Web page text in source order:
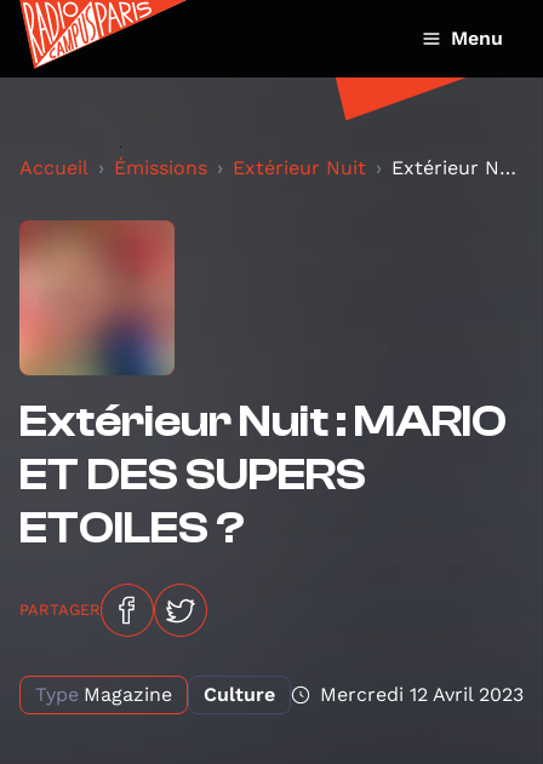
Menu
Accueil Émissions Extérieur Nuit Extérieur Nuit : MARIO ET DES SUPERS ETOILES ?
Extérieur Nuit : MARIO
ET DES SUPERS
ETOILES ?
PARTAGER
Type Magazine Culture Mercredi 12 Avril 2023